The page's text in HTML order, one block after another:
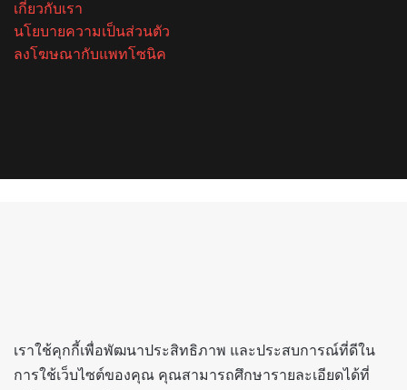
เกี่ยวกับเรา
นโยบายความเป็นส่วนตัว
ลงโฆษณากับแพทโซนิค
เราใช้คุกกี้เพื่อพัฒนาประสิทธิภาพ และประสบการณ์ที่ดีใน
การใช้เว็บไซต์ของคุณ คุณสามารถศึกษารายละเอียดได้ที่